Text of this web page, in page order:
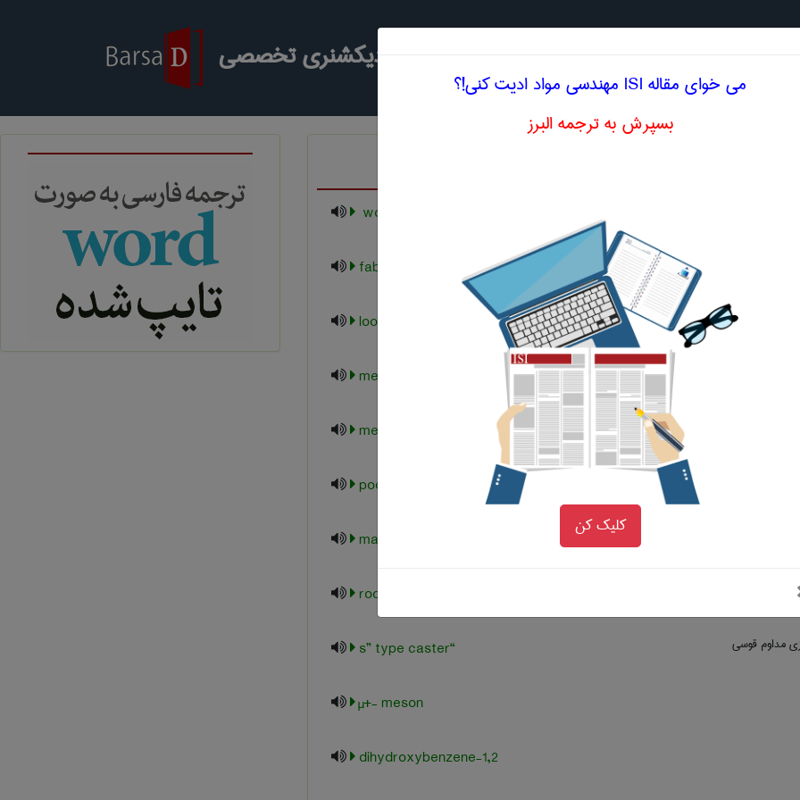
جستجو در دیکشنری تخصصی
انگلیسی مهندسی مواد
‎ wool fat
مداوم قوسی “s” type caster
µ+- meson
1,2-dihydroxybenzene
می خوای مقاله ISI مهندسی مواد ادیت کنی!؟
بسپرش به ترجمه البرز
کلیک کن